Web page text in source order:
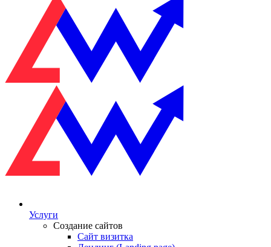
Услуги
Создание сайтов
Сайт визитка